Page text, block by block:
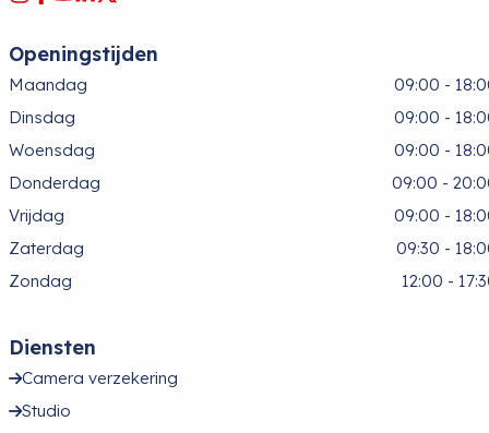
Openingstijden
Maandag
09:00 -
Dinsdag
09:00 -
Woensdag
09:00 -
Donderdag
09:00 -
Vrijdag
09:00 -
Zaterdag
09:30 -
Zondag
12:00 -
Diensten
Camera verzekering
Studio